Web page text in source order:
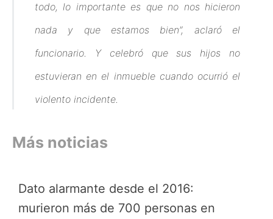
todo, lo importante es que no nos hicieron
nada y que estamos bien”, aclaró el
funcionario. Y celebró que sus hijos no
estuvieran en el inmueble cuando ocurrió el
violento incidente.
Más noticias
Dato alarmante desde el 2016:
murieron más de 700 personas en